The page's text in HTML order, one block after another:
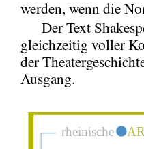
werden, wenn die
Der Text
gleichzeitig voller
der
Ausgang.